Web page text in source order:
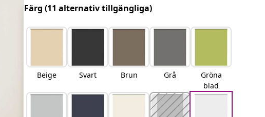
Färg(11 alternativ tillgängliga)
Beige Svart Brun Grå
Gröna
blad